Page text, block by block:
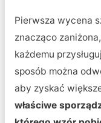
Pierwsza wycena
znacząco
każdemu
sposób można
aby zyskać
właściwe